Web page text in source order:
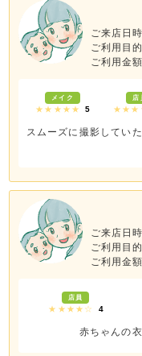
ご来店日
ご利用目
ご利用金
メイク
★★★★★ 5
店
スムーズに撮影してい
ご来店日
ご利用目
ご利用金
店員
★★★★☆ 4
赤ちゃんの